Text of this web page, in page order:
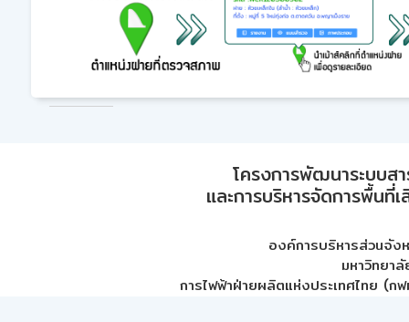
โครงการพัฒนาระบบส
และการบริหารจัดการพื้นที่
องค์การบริหารส่วนจัง
มหาวิทยา
การไฟฟ้าฝ่ายผลิตแห่งประเทศไทย (กฟ